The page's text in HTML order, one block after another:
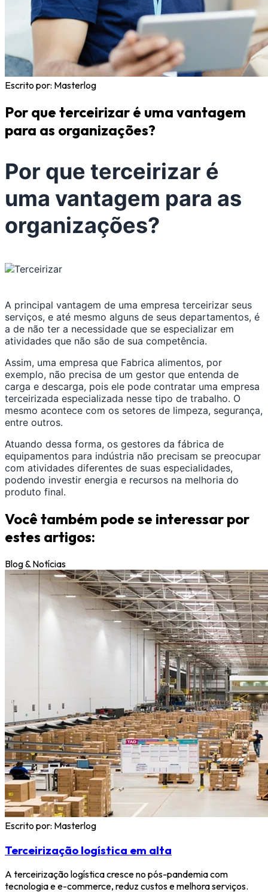
Escrito por: Masterlog
Por que terceirizar é uma vantagem
para as organizações?
Por que terceirizar é
uma vantagem para as
organizações?
A principal vantagem de uma empresa terceirizar seus
serviços, e até mesmo alguns de seus departamentos, é
a de não ter a necessidade que se especializar em
atividades que não são de sua competência.
Assim, uma empresa que Fabrica alimentos, por
exemplo, não precisa de um gestor que entenda de
carga e descarga, pois ele pode contratar uma empresa
terceirizada especializada nesse tipo de trabalho. O
mesmo acontece com os setores de limpeza, segurança,
entre outros.
Atuando dessa forma, os gestores da fábrica de
equipamentos para indústria não precisam se preocupar
com atividades diferentes de suas especialidades,
podendo investir energia e recursos na melhoria do
produto final.
Você também pode se interessar por
estes artigos:
Blog & Notícias
Escrito por: Masterlog
Terceirização logística em alta
A terceirização logística cresce no pós-pandemia com
tecnologia e e-commerce, reduz custos e melhora serviços.